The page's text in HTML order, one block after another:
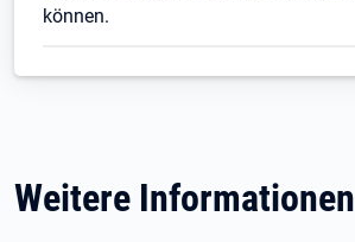
können.
Weitere Informationen